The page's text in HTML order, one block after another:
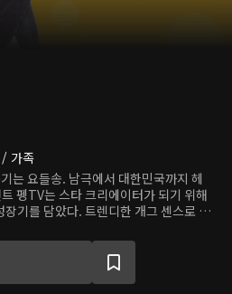
가족
는 요들송. 남극에서 대한민국까지 헤
펭TV는 스타 크리에이터가 되기 위해
기를 담았다. 트렌디한 개그 센스로 어
려는 2019년의 센세이션, 펭수를 만